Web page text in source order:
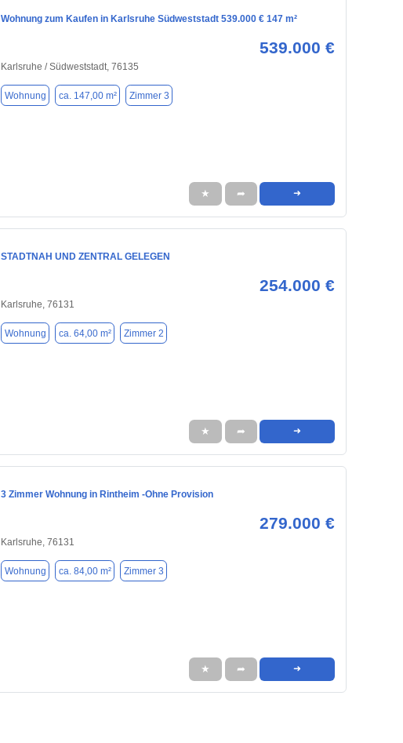
Wohnung zum Kaufen in Karlsruhe Südweststadt 539.000 € 147 m²
539.000 €
Karlsruhe / Südweststadt, 76135
Wohnung ca. 147,00 m² Zimmer 3
★ ➦ ➜
STADTNAH UND ZENTRAL GELEGEN
254.000 €
Karlsruhe, 76131
Wohnung ca. 64,00 m² Zimmer 2
★ ➦ ➜
3 Zimmer Wohnung in Rintheim -Ohne Provision
279.000 €
Karlsruhe, 76131
Wohnung ca. 84,00 m² Zimmer 3
★ ➦ ➜